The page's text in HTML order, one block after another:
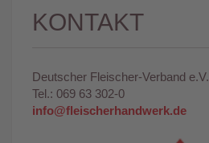
KONTAKT
Deutscher Fleischer-Verband e.V.
Tel.: 069 63 302-0
info@fleischerhandwerk.de